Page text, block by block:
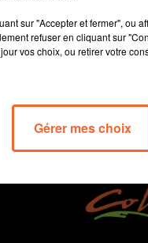
sur "Accepter et fermer", ou
refuser en cliquant sur
vos choix, ou retirer votre
Gérer mes choix